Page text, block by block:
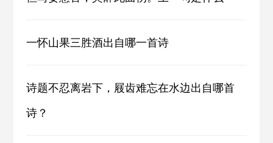
一怀山果三胜酒出自哪一首诗
诗题不忍离岩下，屐齿难忘在水边出自哪首
诗？